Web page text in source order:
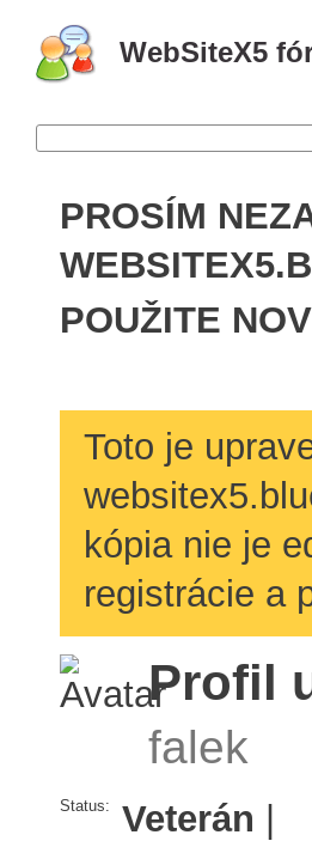
WebSiteX5
PROSÍM
POUŽITE
Toto je
kópia nie je
registrácie a
Profil
falek
Status: Veterán